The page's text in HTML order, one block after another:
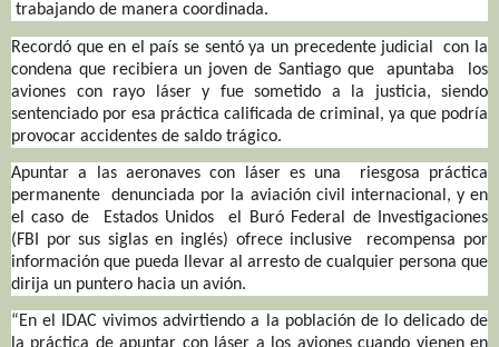
trabajando de manera coordinada.
Recordó que en el país se sentó ya un precedente judicial con la
condena que recibiera un joven de Santiago que apuntaba los
aviones con rayo láser y fue sometido a la justicia, siendo
sentenciado por esa práctica calificada de criminal, ya que podría
provocar accidentes de saldo trágico.
Apuntar a las aeronaves con láser es una riesgosa práctica
permanente denunciada por la aviación civil internacional, y en
el caso de Estados Unidos el Buró Federal de Investigaciones
(FBI por sus siglas en inglés) ofrece inclusive recompensa por
información que pueda llevar al arresto de cualquier persona que
dirija un puntero hacia un avión.
“En el IDAC vivimos advirtiendo a la población de lo delicado de